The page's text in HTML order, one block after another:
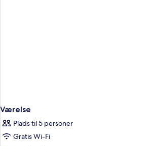
Værelse
Plads til 5 personer
Gratis Wi-Fi